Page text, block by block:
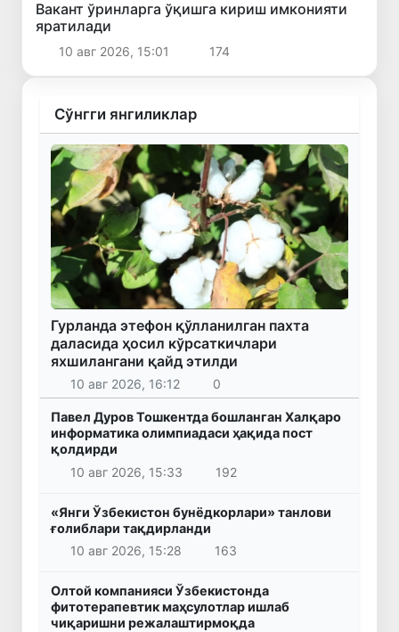
Вакант ўринларга ўқишга кириш имконияти
яратилади
10 авг 2026, 15:01 174
Сўнгги янгиликлар
Гурланда этефон қўлланилган пахта
даласида ҳосил кўрсаткичлари
яхшилангани қайд этилди
10 авг 2026, 16:12 0
Павел Дуров Тошкентда бошланган Халқаро
информатика олимпиадаси ҳақида пост
қолдирди
10 авг 2026, 15:33
192
«Янги Ўзбекистон бунёдкорлари» танлови
ғолиблари тақдирланди
10 авг 2026, 15:28
163
Олтой компанияси Ўзбекистонда
фитотерапевтик маҳсулотлар ишлаб
чиқаришни режалаштирмоқда